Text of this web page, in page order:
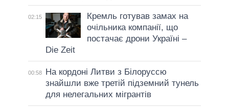
02:15
Кремль готував замах на
очільника компанії, що
постачає дрони Україні –
Die Zeit
00:58
На кордоні Литви з Білоруссю
знайшли вже третій підземний тунель
для нелегальних мігрантів